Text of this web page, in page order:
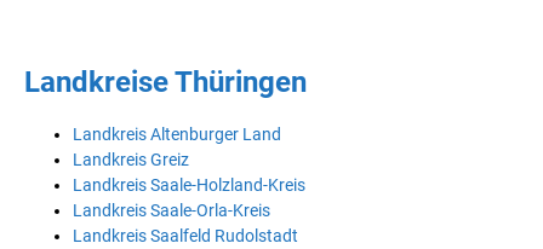
Landkreise Thüringen
Landkreis Altenburger Land
Landkreis Greiz
Landkreis Saale-Holzland-Kreis
Landkreis Saale-Orla-Kreis
Landkreis Saalfeld Rudolstadt